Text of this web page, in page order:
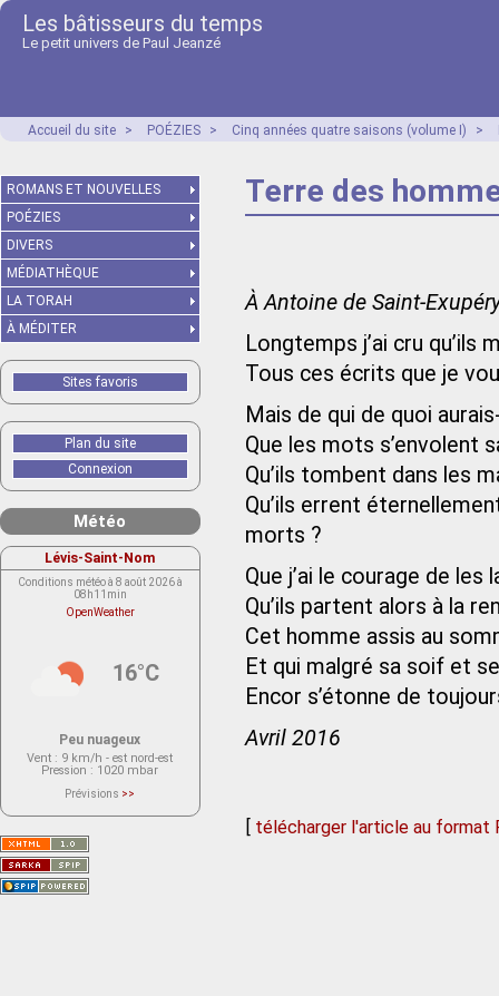
Les bâtisseurs du temps
Le petit univers de Paul Jeanzé
Accueil du site > POÉZIES > Cinq années quatre saisons (volume I) >
Terre des
À Antoine de Saint-
Longtemps j’ai cru qu’ils
Tous ces écrits que je
Mais de qui de quoi
Que les mots s’envolent
Qu’ils tombent dans les
Qu’ils errent
morts ?
Que j’ai le courage de
Qu’ils partent alors à la
Cet homme assis au
Et qui malgré sa soif et
Encor s’étonne de
Avril 2016
[ télécharger l'article au format
ROMANS ET NOUVELLES
POÉZIES
DIVERS
MÉDIATHÈQUE
LA TORAH
À MÉDITER
Sites favoris
Plan du site
Connexion
Météo
Lévis-Saint-Nom
Conditions météo à 8 août 2026 à
08h11min
OpenWeather
16°C
Peu nuageux
Vent : 9 km/h - est nord-est
Pression : 1020 mbar
Prévisions >>
actuellement aucune prévision
Saint-Nom.
Veuillez consulter le message du
service ci-dessous.
(401 - Invalid API key. Please see
https://openweathermap.org/faq#error401